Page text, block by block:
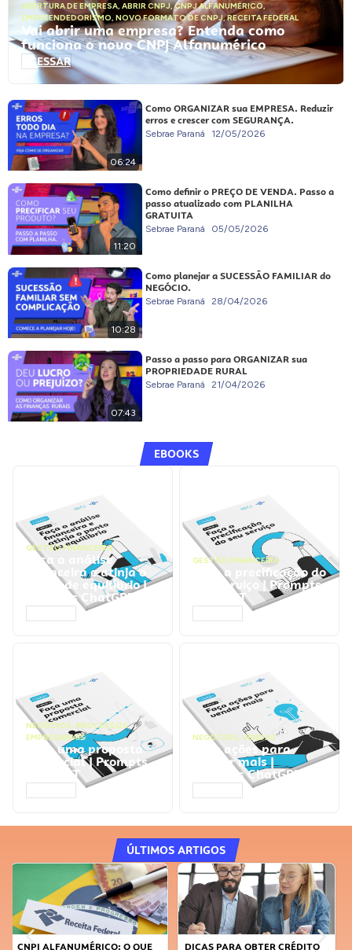
ABERTURA DE EMPRESA, ABRIR CNPJ,CNPJ ALFANUMÉRICO,
EMPREENDEDORISMO, NOVO FORMATO DE CNPJ,RECEITA FEDERAL
Vai abrir uma empresa? Entenda como
funciona o novo CNPJ Alfanumérico
ACESSAR
06:24
Como ORGANIZAR sua EMPRESA. Reduzir
erros e crescer com SEGURANÇA.
Sebrae Paraná 12/05/2026
11:20
Como definir o PREÇO DE VENDA. Passo a
passo atualizado com PLANILHA
GRATUITA
Sebrae Paraná 05/05/2026
10:28
Como planejar a SUCESSÃO FAMILIAR do
NEGÓCIO.
Sebrae Paraná 28/04/2026
07:43
Passo a passo para ORGANIZAR sua
PROPRIEDADE RURAL
Sebrae Paraná 21/04/2026
EBOOKS
GESTÃO FINANCEIRA
Faça a análise
financeira e atinja o
ponto de equilíbrio |
Prompts ChatGPT
GESTÃO FINANCEIRA
Faça a precificação do
seu serviço | Prompts
ChatGPT
NEGÓCIOS, PROCESSOS
EMPRESARIAIS
Faça uma proposta
comercial | Prompts
ChatGPT
NEGÓCIOS, VENDAS
Faça ações para
vender mais |
Prompts ChatGPT
ÚLTIMOS ARTIGOS
DICAS PARA OBTER CRÉDITO
FAÇA A DIFERENÇA: SEJA